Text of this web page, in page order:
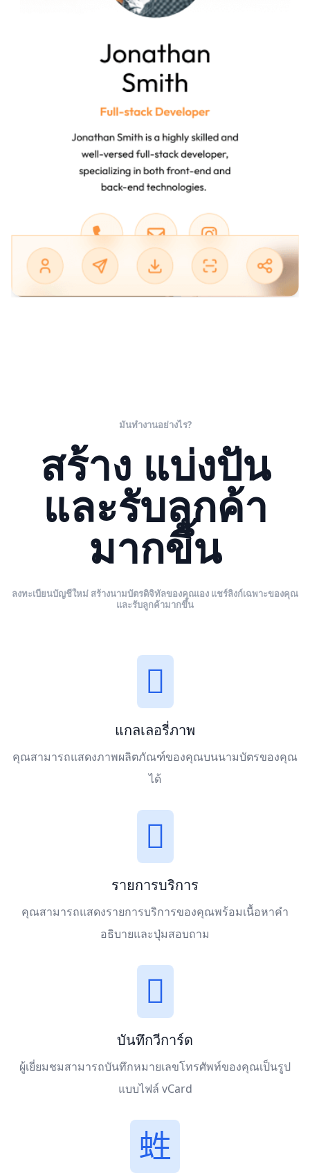
มันทำงานอย่างไร?
สร้าง แบ่งปัน
และรับลูกค้า
มากขึ้น
ลงทะเบียนบัญชีใหม่ สร้างนามบัตรดิจิทัลของคุณเอง แชร์ลิงก์เฉพาะของคุณ
และรับลูกค้ามากขึ้น
แกลเลอรี่ภาพ
คุณสามารถแสดงภาพผลิตภัณฑ์ของคุณบนนามบัตรของคุณ
ได้
รายการบริการ
คุณสามารถแสดงรายการบริการของคุณพร้อมเนื้อหาคำ
อธิบายและปุ่มสอบถาม
บันทึกวีการ์ด
ผู้เยี่ยมชมสามารถบันทึกหมายเลขโทรศัพท์ของคุณเป็นรูป
แบบไฟล์ vCard